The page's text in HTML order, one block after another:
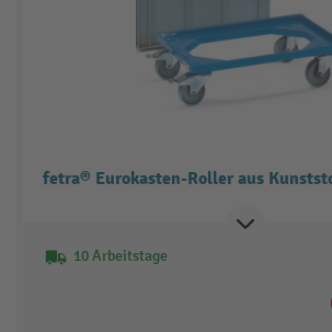
fetra® Eurokasten-Roller aus
10 Arbeitstage